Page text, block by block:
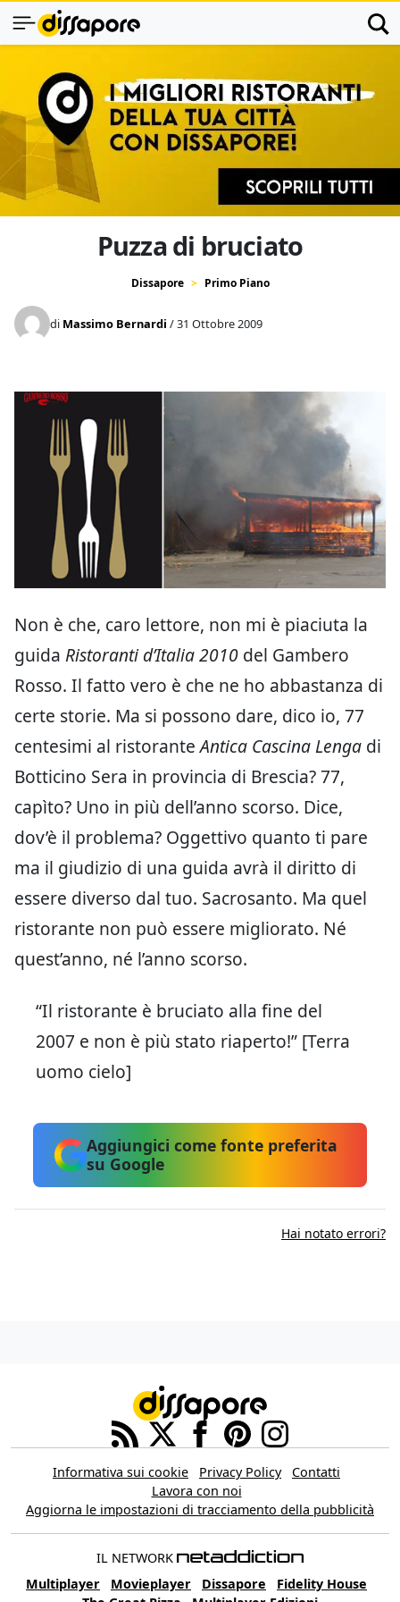
Puzza di bruciato
Dissapore Primo Piano
di Massimo Bernardi / 31 Ottobre 2009
Non è che, caro lettore, non mi è piaciuta la
guida Ristoranti d’Italia 2010 del Gambero
Rosso. Il fatto vero è che ne ho abbastanza di
certe storie. Ma si possono dare, dico io, 77
centesimi al ristoranteAntica Cascina Lenga di
Botticino Sera in provincia di Brescia? 77,
capìto? Uno in più dell’anno scorso. Dice,
dov’è il problema? Oggettivo quanto ti pare
ma il giudizio di una guida avrà il diritto di
essere diverso dal tuo. Sacrosanto. Ma quel
ristorante non può essere migliorato. Né
quest’anno, né l’anno scorso.
“Il ristorante è bruciato alla fine del
2007 e non è più stato riaperto!” [Terra
uomo cielo]
Aggiungici come fonte preferita
su Google
Hai notato errori?
Informativa sui cookie Privacy Policy
Contatti
Lavora con noi
Aggiorna le impostazioni di tracciamento della pubblicità
IL NETWORK
Multiplayer
Movieplayer Dissapore
Fidelity House